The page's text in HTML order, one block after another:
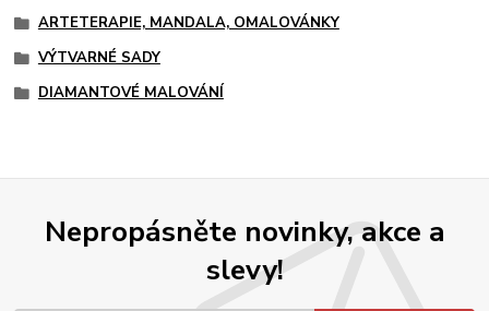
ARTETERAPIE, MANDALA, OMALOVÁNKY
VÝTVARNÉ SADY
DIAMANTOVÉ MALOVÁNÍ
Nepropásněte novinky, akce a
slevy!